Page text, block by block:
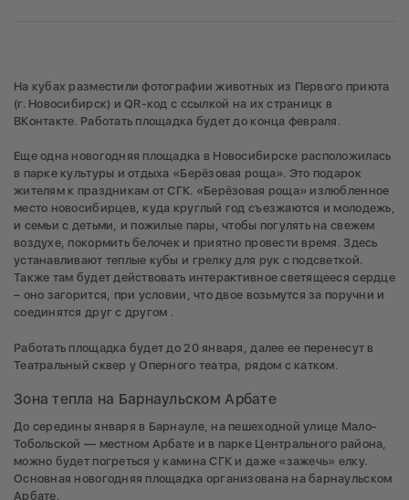
На кубах разместили фотографии животных из Первого приюта
(г. Новосибирск) и QR-код с ссылкой на их страницк в
ВКонтакте. Работать площадка будет до конца февраля.
Еще одна новогодняя площадка в Новосибирске расположилась
в парке культуры и отдыха «Берёзовая роща». Это подарок
жителям к праздникам от СГК. «Берёзовая роща» излюбленное
место новосибирцев, куда круглый год съезжаются и молодежь,
и семьи с детьми, и пожилые пары, чтобы погулять на свежем
воздухе, покормить белочек и приятно провести время. Здесь
устанавливают теплые кубы и грелку для рук с подсветкой.
Также там будет действовать интерактивное светящееся сердце
– оно загорится, при условии, что двое возьмутся за поручни и
соединятся друг с другом .
Работать площадка будет до 20 января, далее ее перенесут в
Театральный сквер у Оперного театра, рядом с катком.
Зона тепла на Барнаульском Арбате
До середины января в Барнауле, на пешеходной улице Мало-
Тобольской — местном Арбате и в парке Центрального района,
можно будет погреться у камина СГК и даже «зажечь» елку.
Основная новогодняя площадка организована на барнаульском
Арбате.